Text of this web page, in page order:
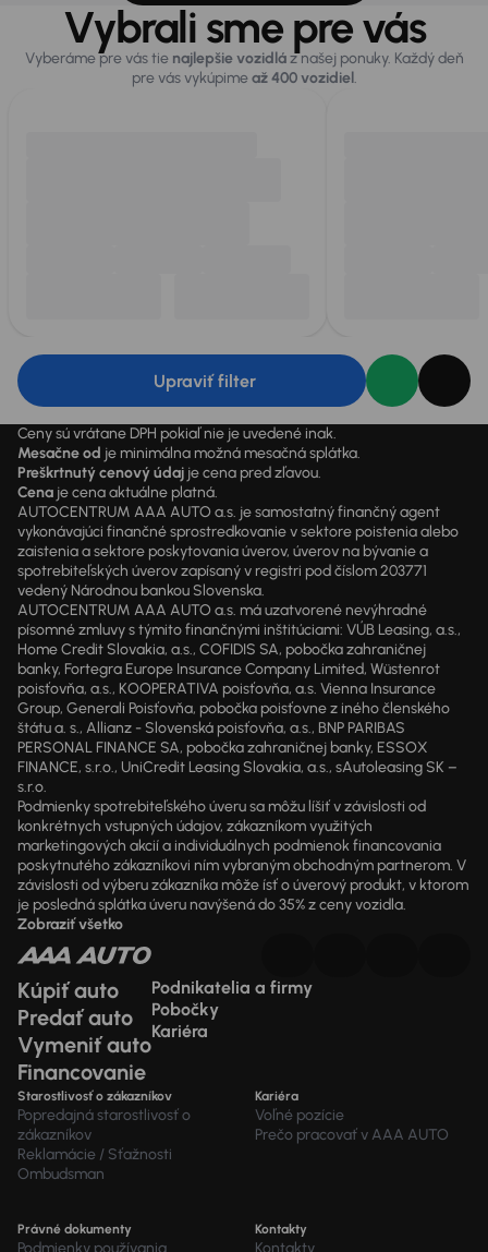
Vybrali sme pre vás
Vyberáme pre vás tie najlepšie vozidláz našej ponuky. Každý deň
pre vás vykúpimeaž 400 vozidiel.
Upraviť filter
Ceny sú vrátane DPH pokiaľ nie je uvedené inak.
Mesačne od je minimálna možná mesačná splátka.
Preškrtnutý cenový údaj je cena pred zľavou.
Cena je cena aktuálne platná.
AUTOCENTRUM AAA AUTO a.s. je samostatný finančný agent
vykonávajúci finančné sprostredkovanie v sektore poistenia alebo
zaistenia a sektore poskytovania úverov, úverov na bývanie a
spotrebiteľských úverov zapísaný v registri pod číslom 203771
vedený Národnou bankou Slovenska.
AUTOCENTRUM AAA AUTO a.s. má uzatvorené nevýhradné
písomné zmluvy s týmito finančnými inštitúciami: VÚB Leasing, a.s.,
Home Credit Slovakia, a.s., COFIDIS SA, pobočka zahraničnej
banky, Fortegra Europe Insurance Company Limited, Wüstenrot
poisťovňa, a.s., KOOPERATIVA poisťovňa, a.s. Vienna Insurance
Group, Generali Poisťovňa, pobočka poisťovne z iného členského
štátu a. s., Allianz - Slovenská poisťovňa, a.s., BNP PARIBAS
PERSONAL FINANCE SA, pobočka zahraničnej banky, ESSOX
FINANCE, s.r.o., UniCredit Leasing Slovakia, a.s., sAutoleasing SK –
s.r.o.
Podmienky spotrebiteľského úveru sa môžu líšiť v závislosti od
konkrétnych vstupných údajov, zákazníkom využitých
marketingových akcií a individuálnych podmienok financovania
poskytnutého zákazníkovi ním vybraným obchodným partnerom. V
závislosti od výberu zákazníka môže ísť o úverový produkt, v ktorom
je posledná splátka úveru navýšená do 35% z ceny vozidla.
Zobraziť všetko
Kúpiť auto
Predať auto
Vymeniť auto
Financovanie
Podnikatelia a firmy
Pobočky
Kariéra
Starostlivosť o zákazníkov
Popredajná starostlivosť o
zákazníkov
Reklamácie / Sťažnosti
Ombudsman
Kariéra
Voľné pozície
Prečo pracovať v AAA AUTO
Právné dokumenty
Podmienky používania
Kontakty
Kontakty